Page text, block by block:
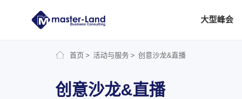
大型峰会
首页 活动与服务 创意沙龙&直播
创意沙龙&直播